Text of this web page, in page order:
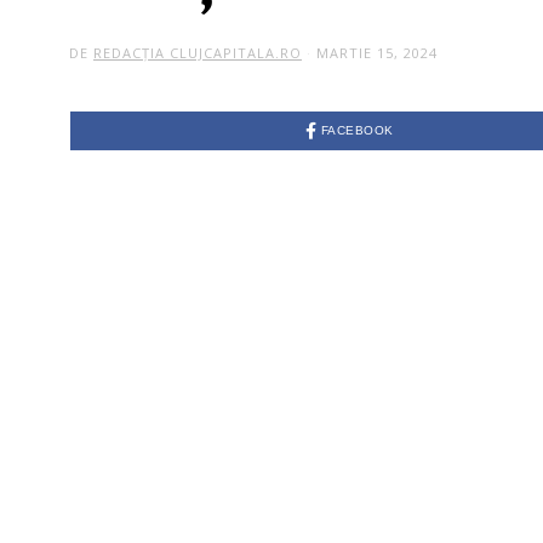
DE REDACȚIA CLUJCAPITALA.RO MARTIE 15, 2024
FACEBOOK